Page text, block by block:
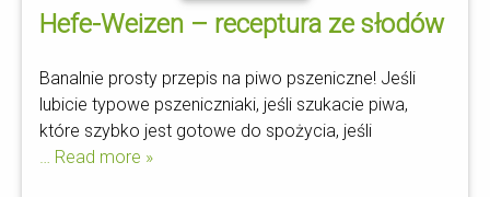
Hefe-Weizen – receptura ze słodów
Banalnie prosty przepis na piwo pszeniczne! Jeśli
lubicie typowe pszeniczniaki, jeśli szukacie piwa,
które szybko jest gotowe do spożycia, jeśli
… Read more »